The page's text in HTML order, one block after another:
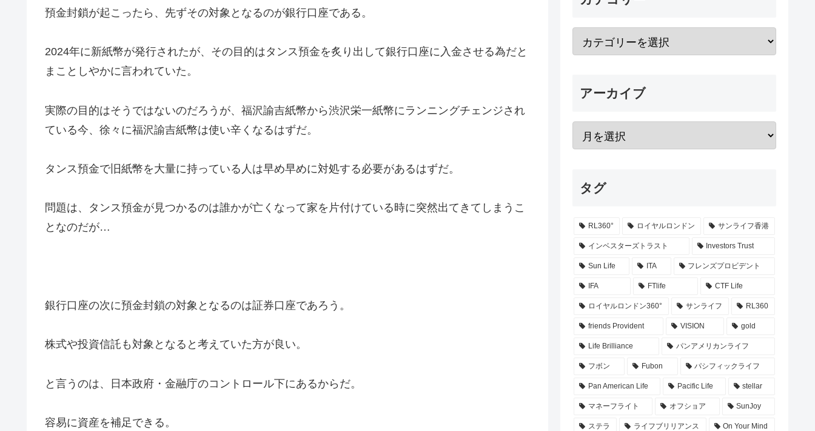
預金封鎖が起こったら、先ずその対象となるのが銀行口座である。
2024年に新紙幣が発行されたが、その目的はタンス預金を炙り出して銀行口座に入金させる為だと
まことしやかに言われていた。
実際の目的はそうではないのだろうが、福沢諭吉紙幣から渋沢栄一紙幣にランニングチェンジされ
ている今、徐々に福沢諭吉紙幣は使い辛くなるはずだ。
タンス預金で旧紙幣を大量に持っている人は早め早めに対処する必要があるはずだ。
問題は、タンス預金が見つかるのは誰かが亡くなって家を片付けている時に突然出てきてしまうこ
となのだが…
銀行口座の次に預金封鎖の対象となるのは証券口座であろう。
株式や投資信託も対象となると考えていた方が良い。
と言うのは、日本政府・金融庁のコントロール下にあるからだ。
容易に資産を補足できる。
アーカイブ
タグ
RL360° ロイヤルロンドン サンライフ香港
インベスターズトラスト Investors Trust
Sun Life ITA フレンズプロビデント
IFA FTlife CTF Life
ロイヤルロンドン360° サンライフ RL360
friends Provident VISION gold
Life Brilliance パンアメリカンライフ
フボン Fubon パシフィックライフ
Pan American Life Pacific Life stellar
マネーフライト オフショア SunJoy
ステラ ライフブリリアンス On Your Mind